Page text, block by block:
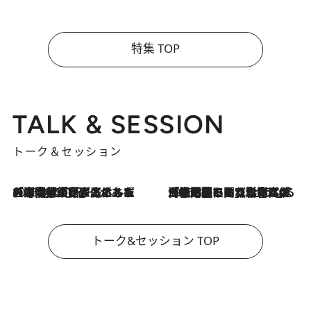
特集 TOP
TALK & SESSION
トーク＆セッション
2026.8.3
「今後値上げがあるとすれば…」「リスクがあるのは今年の冬」エネルギー専門家が語る、ホルムズ海峡封鎖が家庭にもたらす“ある心配” 2026.8.3
「住宅建てられない…」「サーチャージ料の高値が続いている」ホルムズ海峡封鎖による影響はいつまで続く？《エネルギー専門家に聞く“どうなる日本の暮らし”》
トーク&セッション TOP